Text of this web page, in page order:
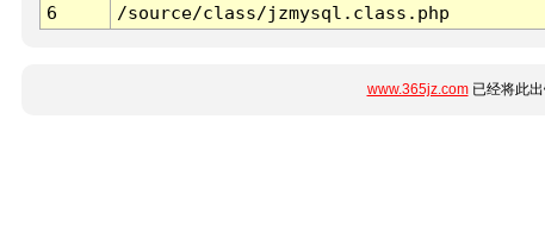
6
/source/class/jzmysql.class.php
www.365jz.com已经将此出